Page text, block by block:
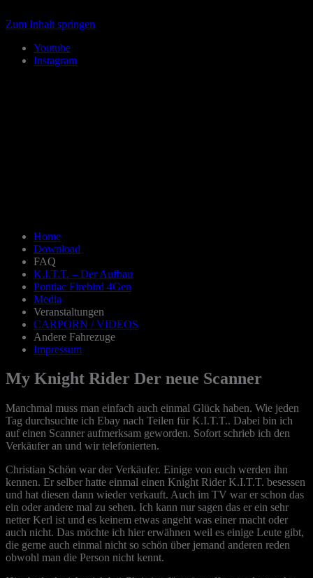
Zum Inhalt springen
Youtube
Instagram
Home
Download
FAQ
K.I.T.T. – Der Aufbau
Pontiac Firebird 4Gen
Media
Veranstaltungen
CARPORN / VIDEOS
Andere Fahrezuge
Impressum
My Knight Rider Der neue Scanner
Manchmal muss man einfach auch einmal Glück haben. Wie jeden
Tag durchsuchte ich Ebay nach Teilen für K.I.T.T.. Dabei bin ich
auf einen Scanner aufmerksam geworden. Sofort schrieb ich den
Verkäufer an und wir telefonierten.
Christian Schön war der Verkäufer. Einige von euch werden ihn
kennen. Er selber hatte einmal einen Knight Rider K.I.T.T. besessen
und hat diesen dann wieder verkauft. Auch im TV war er schon das
ein oder andere mal zu sehen. Ich kann nur sagen das er ein sehr
netter Kerl ist und es keinem etwas angeht was einer macht oder
auch nicht. Das möchte ich hier erwähnen weil es einige Leute gibt,
die gerne auch einmal nicht so schön über jemand anderen reden
obwohl man die Person nicht kennt.